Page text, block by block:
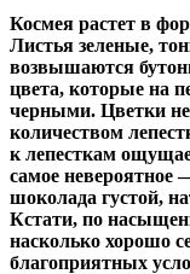
Космея растет в
Листья зеленые,
возвышаются
цвета, которые на
черными. Цветки
количеством
к лепесткам
самое невероятное
шоколада густой,
Кстати, по
насколько хорошо
благоприятных